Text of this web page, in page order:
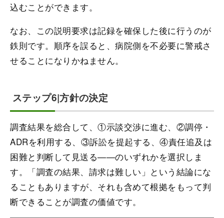
込むことができます。
なお、この説明要求は記録を確保した後に行うのが
鉄則です。順序を誤ると、病院側を不必要に警戒さ
せることになりかねません。
ステップ6|方針の決定
調査結果を総合して、①示談交渉に進む、②調停・
ADRを利用する、③訴訟を提起する、④責任追及は
困難と判断して見送る——のいずれかを選択しま
す。「調査の結果、請求は難しい」という結論にな
ることもありますが、それも含めて根拠をもって判
断できることが調査の価値です。